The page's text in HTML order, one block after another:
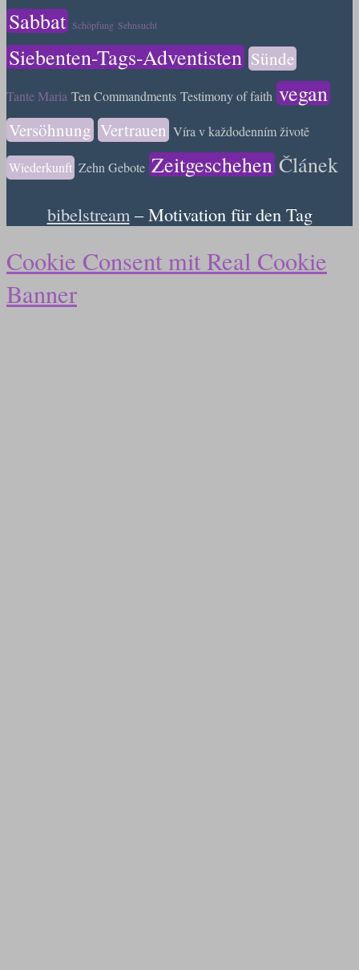
Sabbat Schöpfung Sehnsucht
Siebenten-Tags-Adventisten Sünde
Tante Maria Ten Commandments Testimony of faith vegan
Versöhnung Vertrauen Víra v každodenním životě
Wiederkunft Zehn Gebote Zeitgeschehen Článek
bibelstream– Motivation für den Tag
Cookie Consent mit Real Cookie
Banner